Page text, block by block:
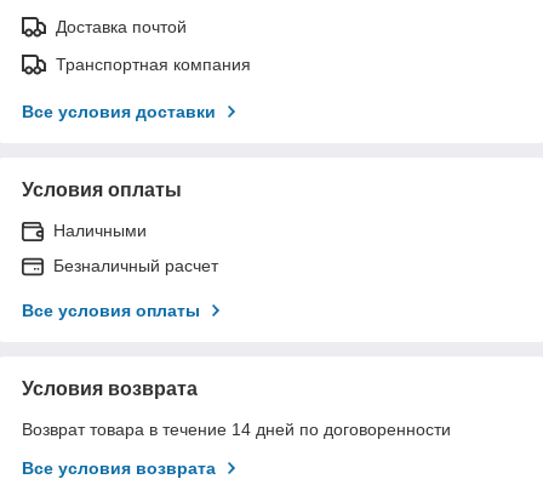
Доставка почтой
Транспортная компания
Все условия доставки
Условия оплаты
Наличными
Безналичный расчет
Все условия оплаты
Условия возврата
Возврат товара в течение 14 дней по договоренности
Все условия возврата